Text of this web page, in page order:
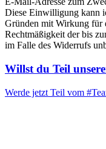
Diese Einwilligung kann
Gründen mit Wirkung
Rechtmäßigkeit der bis
im Falle des Widerrufs
Willst du Teil
Werde jetzt Teil vom